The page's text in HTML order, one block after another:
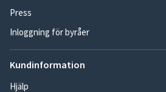
Press
Inloggning för byråer
Kundinformation
Hjälp